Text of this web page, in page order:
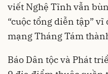
viết Nghệ Tĩnh vẫn
“cuộc tổng diễn tập”
mạng Tháng Tám
Báo Dân tộc và Phát